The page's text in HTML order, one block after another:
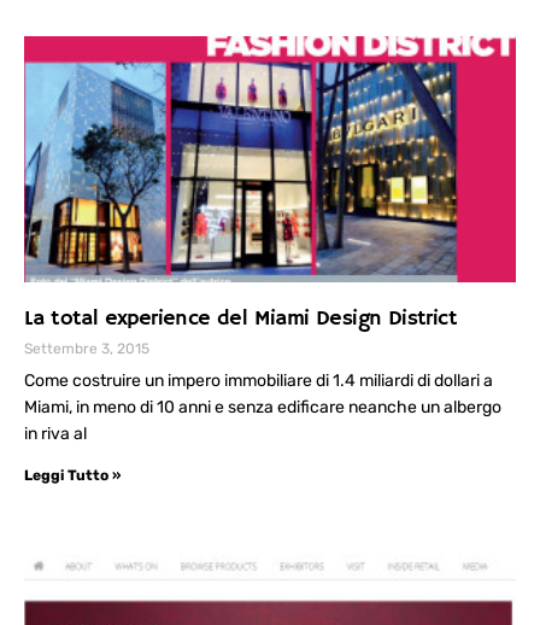
La total experience del Miami Design District
Settembre 3, 2015
Come costruire un impero immobiliare di 1.4 miliardi di dollari a
Miami, in meno di 10 anni e senza edificare neanche un albergo
in riva al
Leggi Tutto »